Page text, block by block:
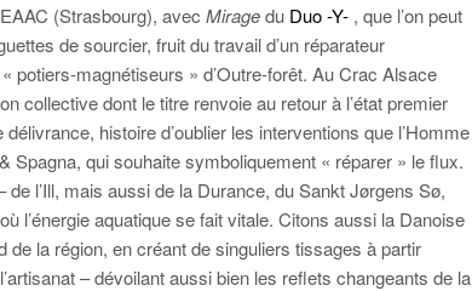
(Strasbourg), avec Miragedu Duo -Y- , que l’on peut
de sourcier, fruit du travail d’un réparateur
potiers-magnétiseurs » d’Outre-forêt. Au Crac Alsace
collective dont le titre renvoie au retour à l’état premier
histoire d’oublier les interventions que l’Homme
Spagna, qui souhaite symboliquement « réparer » le flux.
l’Ill, mais aussi de la Durance, du Sankt Jørgens Sø,
l’énergie aquatique se fait vitale. Citons aussi la Danoise
la région, en créant de singuliers tissages à partir
– dévoilant aussi bien les reflets changeants de la